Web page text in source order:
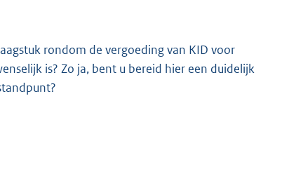
rondom de vergoeding van KID voor
is? Zo ja, bent u bereid hier een duidelijk